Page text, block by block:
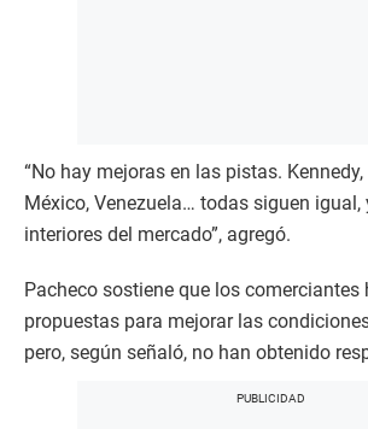
“No hay mejoras en las pistas.
México, Venezuela… todas siguen
interiores del mercado”, agregó.
Pacheco sostiene que los comerciantes
propuestas para mejorar las
pero, según señaló, no han obtenido